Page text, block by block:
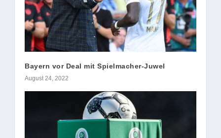
Bayern vor Deal mit Spielmacher-Juwel
August 24, 2022